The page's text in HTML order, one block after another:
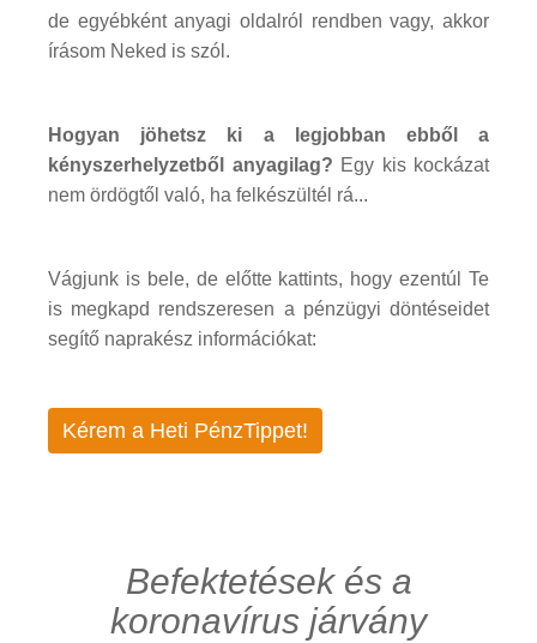
de egyébként anyagi oldalról rendben vagy, akkor
írásom Neked is szól.
Hogyan jöhetsz ki a legjobban ebből a
kényszerhelyzetből anyagilag? Egy kis kockázat
nem ördögtől való, ha felkészültél rá...
Vágjunk is bele, de előtte kattints, hogy ezentúl Te
is megkapd rendszeresen a pénzügyi döntéseidet
segítő naprakész információkat:
Kérem a Heti PénzTippet!
Befektetések és a
koronavírus járvány